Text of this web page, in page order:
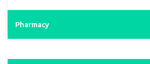
Pharmacy